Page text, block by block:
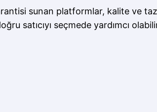
sunan platformlar, kalite ve
satıcıyı seçmede yardımcı